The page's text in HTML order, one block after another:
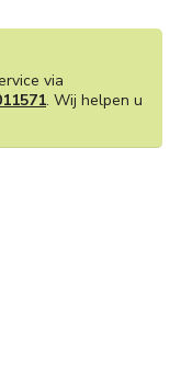
via
. Wij helpen u